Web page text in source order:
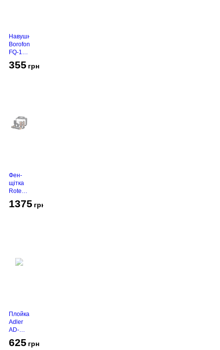
Навушники
Borofone
FQ-1
Black
355 грн
Фен-
щітка
Rotex
RHC-
490-T
1375 грн
Плойка
Adler
AD-
2116
625 грн